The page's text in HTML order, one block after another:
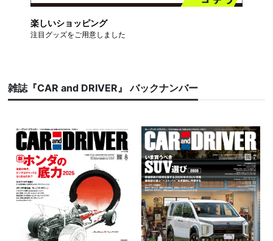
楽しいショッピング
注目グッズをご用意しました
雑誌『CAR and DRIVER』 バックナンバー